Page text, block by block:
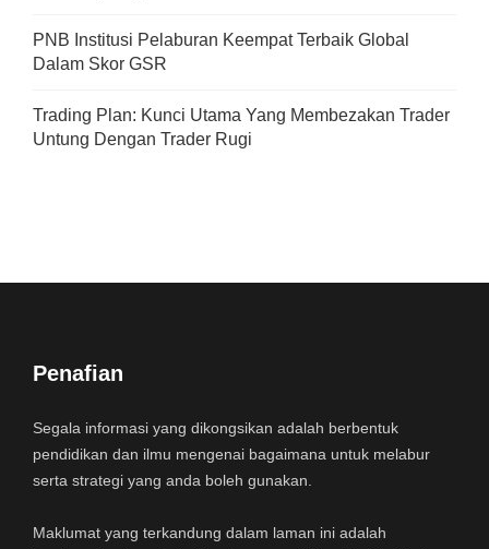
PNB Institusi Pelaburan Keempat Terbaik Global
Dalam Skor GSR
Trading Plan: Kunci Utama Yang Membezakan Trader
Untung Dengan Trader Rugi
Penafian
Segala informasi yang dikongsikan adalah berbentuk
pendidikan dan ilmu mengenai bagaimana untuk melabur
serta strategi yang anda boleh gunakan.
Maklumat yang terkandung dalam laman ini adalah